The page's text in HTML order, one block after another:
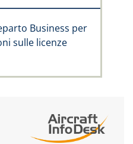
Business per
sulle licenze